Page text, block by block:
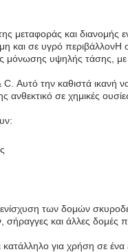
μεταφοράς και διανομής
και σε υγρό περιβάλλονΗ
μόνωσης υψηλής τάσης,
Αυτό την καθιστά ικανή
ανθεκτικό σε χημικές
ενίσχυση των δομών
σήραγγες και άλλες δομές
κατάλληλο για χρήση σε